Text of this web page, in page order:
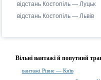
відстань Костопіль — Луцьк
відстань Костопіль — Львів
Вільні вантажі й попутний
вантажі Рівне — Київ